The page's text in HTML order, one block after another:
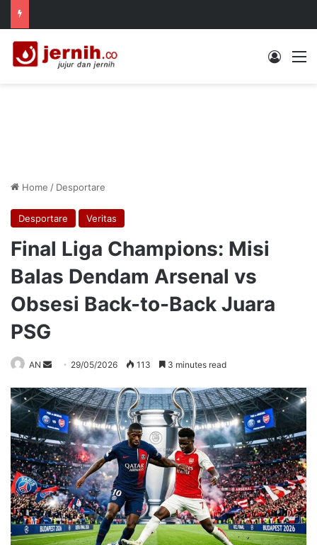
Log In
Home / Desportare
Desportare Veritas
Final Liga Champions: Misi
Balas Dendam Arsenal vs
Obsesi Back-to-Back Juara
PSG
AN
Send
email
29/05/2026 113 3 minutes read